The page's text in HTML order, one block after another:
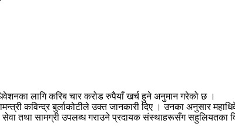
लागि करिब चार करोड रुपैयाँ खर्च हुने अनुमान गरेको छ ।
कविन्द्र बुर्लाकोटीले उक्त जानकारी दिए । उनका अनुसार
तथा सामग्री उपलब्ध गराउने प्रदायक संस्थाहरूसँग सहुलियतका